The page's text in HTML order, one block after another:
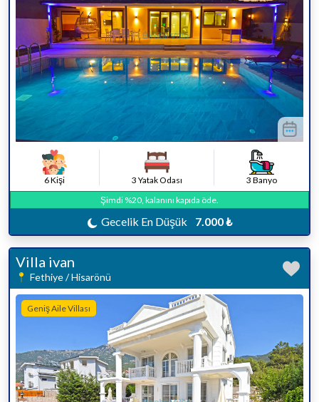
6 Kişi 3 Yatak Odası
3 Banyo
Şimdi %20, kalanını kapıda öde.
Gecelik En Düşük 7.000 ₺
Villa ivan
Fethiye / Hisarönü
Geniş Aile Villası